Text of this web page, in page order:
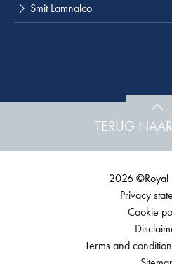
Smit Lamnalco
TERUG
2026 ©Royal
Privacy
Cookie
Terms and